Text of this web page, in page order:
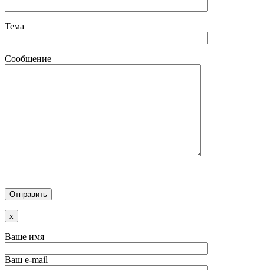
Тема
Сообщение
x
Ваше имя
Ваш e-mail